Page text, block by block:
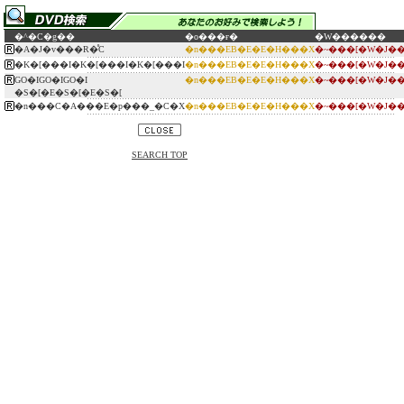
�^�C�g�� �o���ғ�
�W������
�A�J�v���R�̊C
�n���EB�E�E�H���X
�K�[���I�K�[���I�K�[���I�n���EB�E�E�H���X
GO�IGO�IGO�I
�S�[�E�S�[�E�S�[
�n���EB�E�E�H���X
�n���C�A���E�p���_�C�X�n���EB�E�E�H���X
SEARCH TOP